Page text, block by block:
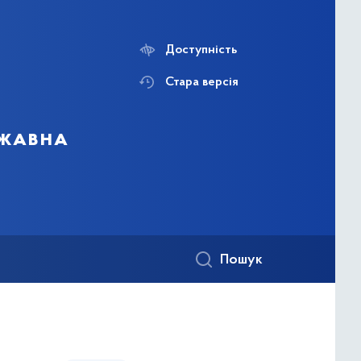
Доступність
Стара версія
Пошук